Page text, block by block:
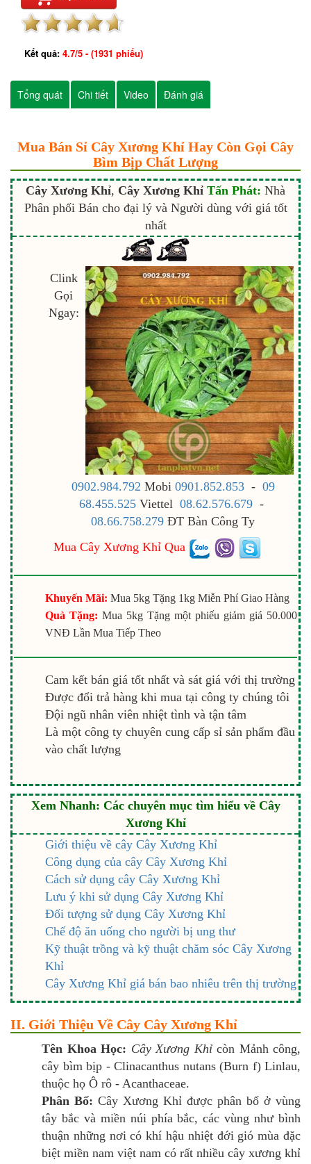
Kết quả: 4.7/5 - (1931 phiếu)
Tổng quát Chi tiết Video Đánh giá
Mua Bán Sỉ Cây Xương Khỉ Hay Còn Gọi Cây
Bìm Bịp Chất Lượng
Cây Xương Khỉ, Cây Xương Khỉ Tấn Phát: Nhà
Phân phối Bán cho đại lý và Người dùng với giá tốt
nhất
Clink
Gọi
Ngay:
0902.984.792 Mobi 0901.852.853- 09
68.455.525Viettel 08.62.576.679-
08.66.758.279 ĐT Bàn Công Ty
Mua Cây Xương Khỉ Qua
Khuyến Mãi: Mua 5kg Tặng 1kg Miễn Phí Giao Hàng
Quà Tặng: Mua 5kg Tặng một phiếu giảm giá 50.000
VNĐ Lần Mua Tiếp Theo
Cam kết bán giá tốt nhất và sát giá với thị trường
Được đổi trả hàng khi mua tại công ty chúng tôi
Đội ngũ nhân viên nhiệt tình và tận tâm
Là một công ty chuyên cung cấp sỉ sản phẩm đầu
vào chất lượng
Xem Nhanh: Các chuyên mục tìm hiểu về Cây
Xương Khỉ
Giới thiệu về cây Cây Xương Khỉ
Công dụng của cây Cây Xương Khỉ
Cách sử dụng cây Cây Xương Khỉ
Lưu ý khi sử dụng Cây Xương Khỉ
Đối tượng sử dụng Cây Xương Khỉ
Chế độ ăn uống cho người bị ung thư
Kỹ thuật trồng và kỹ thuật chăm sóc Cây Xương
Khỉ
Cây Xương Khỉ giá bán bao nhiêu trên thị trường
II. Giới Thiệu Về Cây Cây Xương Khỉ
Tên Khoa Học: Cây Xương Khỉcòn Mảnh công,
cây bìm bịp - Clinacanthus nutans (Burn f) Linlau,
thuộc họ Ô rô - Acanthaceae.
Phân Bố: Cây Xương Khỉ được phân bố ở vùng
tây bắc và miền núi phía bắc, các vùng như bình
thuận những nơi có khí hậu nhiệt đới gió mùa đặc
biệt miền nam việt nam có rất nhiều cây xương khỉ